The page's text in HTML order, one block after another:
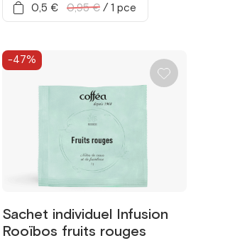
0,5 € 0,95 € /1 pce
Sachet individuel Infusion
Rooïbos fruits rouges
-47%